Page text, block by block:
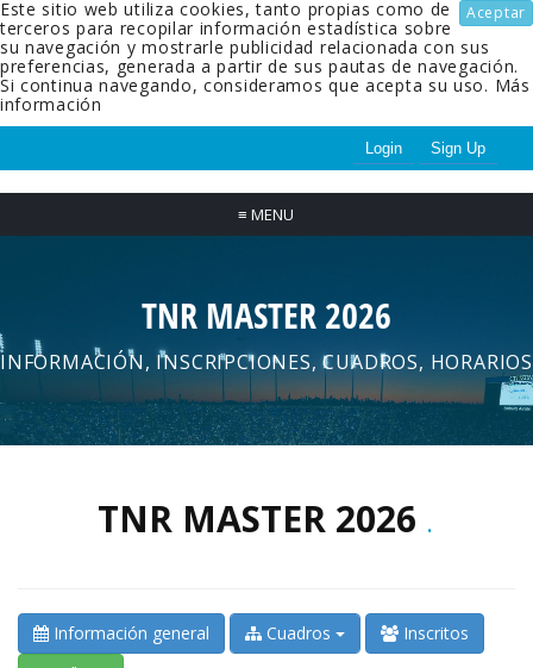
Aceptar
Este sitio web utiliza cookies, tanto propias como de
terceros para recopilar información estadística sobre
su navegación y mostrarle publicidad relacionada con sus
preferencias, generada a partir de sus pautas de navegación.
Si continua navegando, consideramos que acepta su uso. Más
información
Login Sign Up
≡ MENU
TNR MASTER 2026
INFORMACIÓN, INSCRIPCIONES, CUADROS, HORARIOS
TNR MASTER 2026 .
Información general Cuadros
Inscritos